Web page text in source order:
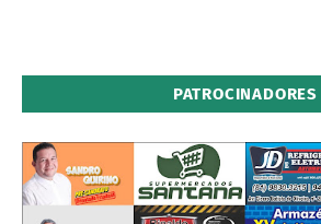
PATROCINADORES